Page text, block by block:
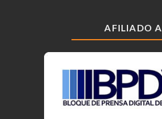
AFILIADO A